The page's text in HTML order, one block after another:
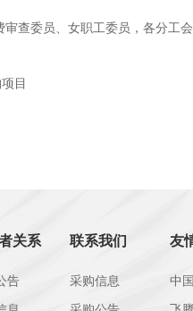
查委员、女职工委员，各分工
目
关系
告
联系我们
采购信息
友
中